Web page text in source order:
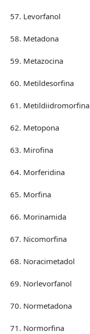
57. Levorfanol
58. Metadona
59. Metazocina
60. Metildesorfina
61. Metildiidromorfina
62. Metopona
63. Mirofina
64. Morferidina
65. Morfina
66. Morinamida
67. Nicomorfina
68. Noracimetadol
69. Norlevorfanol
70. Normetadona
71. Normorfina